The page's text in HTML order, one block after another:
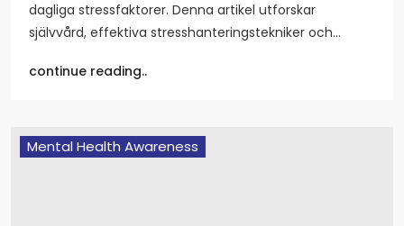
dagliga stressfaktorer. Denna artikel utforskar
självvård, effektiva stresshanteringstekniker och…
continue reading..
Mental Health Awareness